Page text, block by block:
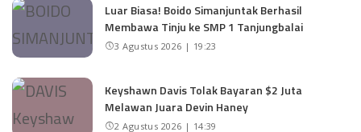
Luar Biasa! Boido Simanjuntak Berhasil
Membawa Tinju ke SMP 1 Tanjungbalai
3 Agustus 2026 | 19:23
Keyshawn Davis Tolak Bayaran $2 Juta
Melawan Juara Devin Haney
2 Agustus 2026 | 14:39